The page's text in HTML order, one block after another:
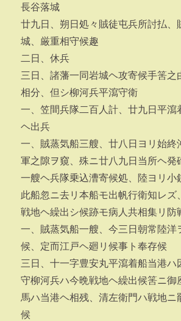
長谷落城
廿九日、朔日処々賊徒屯兵所討払、
城、厳重相守候趣
二日、休兵
三日、諸藩一同岩城ヘ攻寄候手筈之
相分、但シ柳河兵平瀉守衛
一、笠間兵隊二百人計、廿九日平瀉
ヘ出兵
一、賊蒸気船三艘、廿八日ヨリ始終
軍之隙ヲ窺、殊ニ廿八九日当所ヘ発
一艘ヘ兵隊乗込漕寄候処、陸ヨリ小
此船忽ニ去リ本船モ出帆行衛知レズ
戦地ヘ繰出シ候跡モ病人共相集リ防
一、賊蒸気船一艘、今三日朝常陸洋
候、定而江戸ヘ廻リ候事ト奉存候
三日、十一字豊安丸平瀉着船当港ハ
守柳河兵ハ今晩戦地ヘ繰出候筈ニ御
馬ハ当港ヘ相残、清左衛門ハ戦地ニ
候